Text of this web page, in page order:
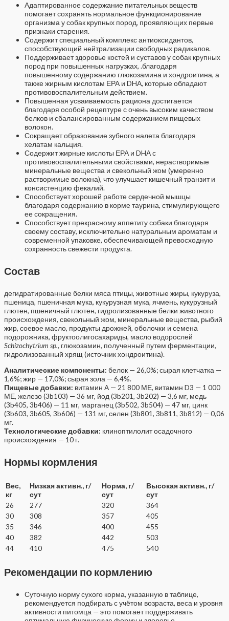
Адаптированное содержание питательных веществ
помогает сохранять нормальное функционирование
организма у собак крупных пород, проявляющих первые
признаки старения.
Содержит специальный комплекс антиоксидантов,
способствующий нейтрализации свободных радикалов.
Поддерживает здоровье костей и суставов у собак крупных
пород при повышенных нагрузках, .благодаря
повышенному содержанию глюкозамина и хондроитина, а
также жирным кислотам ЕРА и DHА, которые обладают
противовоспалительным действием.
Повышенная усваиваемость рациона достигается
благодаря особой рецептуре с очень высоким качеством
белков и сбалансированным содержанием пищевых
волокон.
Сокращает образование зубного налета благодаря
хелатам кальция.
Содержит жирные кислоты ЕРА и DHА с
противовоспалительными свойствами, нерастворимые
минеральные вещества и свекольный жом (умеренно
растворимые волокна), что улучшает кишечный транзит и
консистенцию фекалий.
Способствует хорошей работе сердечной мышцы
благодаря содержанию в корме таурина, стимулирующего
ее сокращения.
Способствует прекрасному аппетиту собаки благодаря
своему составу, исключительно натуральным ароматам и
современной упаковке, обеспечивающей превосходную
сохранность свежести продукта.
Состав
дегидратированные белки мяса птицы, животные жиры, кукуруза,
пшеница, пшеничная мука, кукурузная мука, ячмень, кукурузный
глютен, пшеничный глютен, гидролизованные белки животного
происхождения, свекольный жом, минеральные вещества, рыбий
жир, соевое масло, продукты дрожжей, оболочки и семена
подорожника, фруктоолигосахариды, масло водорослей
Schizochytrium sp., глюкозамин, полученный путем ферментации,
гидролизованный хрящ (источник хондроитина).
Аналитические компоненты: белок — 26,0%; сырая клетчатка —
1,6%; жир — 17,0%; сырая зола — 6,4%.
Пищевые добавки: витамин A — 21 800 МЕ, витамин D3 — 1 000
МЕ, железо (3b103) — 36 мг, йод (3b201, 3b202) — 3,6 мг, медь
(3b405, 3b406) — 11 мг, марганец (3b502, 3b504) — 47 мг, цинк
(3b603, 3b605, 3b606) — 131 мг, селен (3b801, 3b811, 3b812) — 0,06
мг.
Технологические добавки: клиноптилолит осадочного
происхождения — 10 г.
Нормы кормления
Вес,
кг
Низкая активн., г/
сут
Норма, г/
сут
Высокая активн., г/
сут
26
277 320
364
30
308 357
405
35
346 400
455
40
382 442
503
44
410 475 540
Рекомендации по кормлению
Суточную норму сухого корма, указанную в таблице,
рекомендуется подбирать с учётом возраста, веса и уровня
активности питомца — это помогает поддерживать